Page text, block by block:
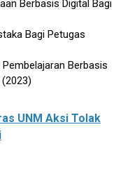
Berbasis Digital Bagi
Bagi Petugas
Berbasis
UNM Aksi Tolak